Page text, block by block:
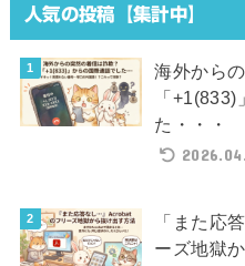
人気の投稿【集計中】
海外から
「
た・・・
「また応
ーズ地獄